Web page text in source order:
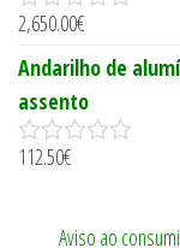
t
f
0
u
o
f
5
2,650.00€
Andarilho de
assento
0
112.50€
Aviso ao